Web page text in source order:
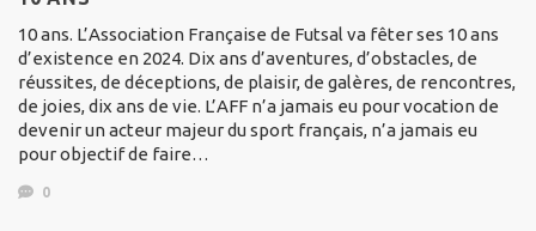
10 ans. L’Association Française de Futsal va fêter ses 10 ans
d’existence en 2024. Dix ans d’aventures, d’obstacles, de
réussites, de déceptions, de plaisir, de galères, de rencontres,
de joies, dix ans de vie. L’AFF n’a jamais eu pour vocation de
devenir un acteur majeur du sport français, n’a jamais eu
pour objectif de faire…
0